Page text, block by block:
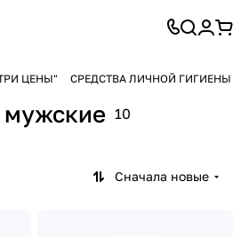
ЦЕНЫ" СРЕДСТВА ЛИЧНОЙ ГИГИЕНЫ
мужские 10
Сначала новые